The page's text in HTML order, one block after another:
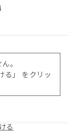
。
る」 をクリッ
る